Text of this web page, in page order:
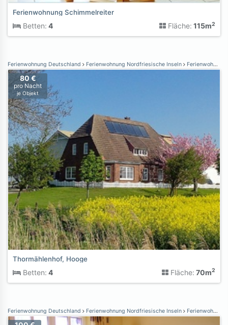
Ferienwohnung Schimmelreiter
Betten: 4 Fläche: 115m2
Ferienwohnung Deutschland Ferienwohnung Nordfriesische Inseln Ferienwohnung Nordstrand
80 €
pro Nacht
je Objekt
Thormählenhof, Hooge
Betten: 4 Fläche: 70m2
Ferienwohnung Deutschland Ferienwohnung Nordfriesische Inseln Ferienwohnung Föhr